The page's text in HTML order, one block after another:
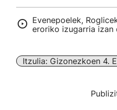
Evenepoelek,
eroriko izugarria izan
Itzulia: Gizonezkoen 4.